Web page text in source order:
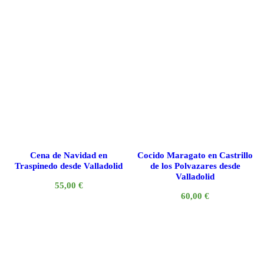
Cena de Navidad en
Traspinedo desde Valladolid
55,00 €
Cocido Maragato en Castrillo
de los Polvazares desde
Valladolid
60,00€